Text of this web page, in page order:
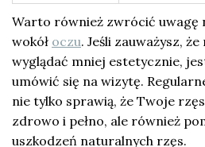
Warto również zwrócić uwagę
wokół oczu. Jeśli zauważysz,
wyglądać mniej estetycznie,
umówić się na wizytę.
nie tylko sprawią, że Twoje
zdrowo i pełno, ale również
uszkodzeń naturalnych rzęs.